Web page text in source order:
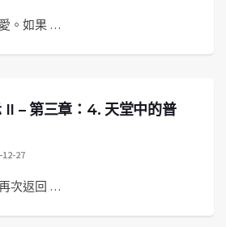
。如果 …
II – 第三章：4. 天堂中的普
12-27
次返回 …